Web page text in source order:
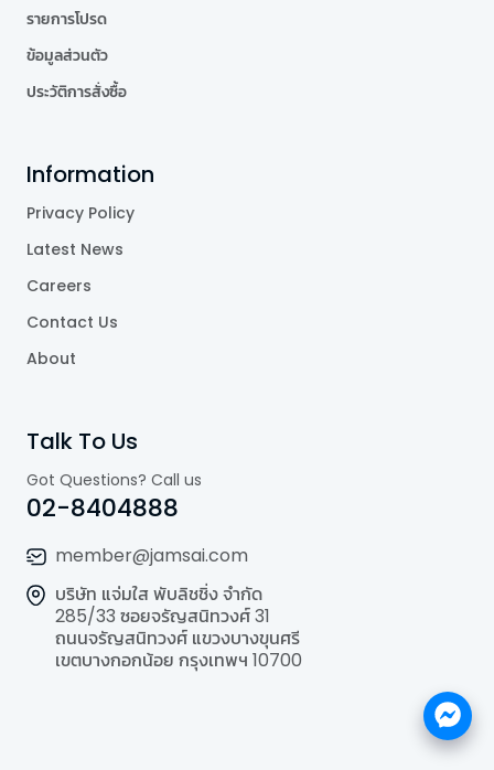
รายการโปรด
ข้อมูลส่วนตัว
ประวัติการสั่งซื้อ
Information
Privacy Policy
Latest News
Careers
Contact Us
About
Talk To Us
Got Questions? Call us
02-8404888
member@jamsai.com
บริษัท แจ่มใส พับลิชชิ่ง จำกัด
285/33 ซอยจรัญสนิทวงศ์ 31
ถนนจรัญสนิทวงศ์ แขวงบางขุนศรี
เขตบางกอกน้อย กรุงเทพฯ 10700